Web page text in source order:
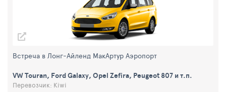
Встреча в Лонг-Айленд МакАртур Aэропорт
VW Touran, Ford Galaxy, Opel Zefira, Peugeot 807 и т.п.
Перевозчик: Kiwi